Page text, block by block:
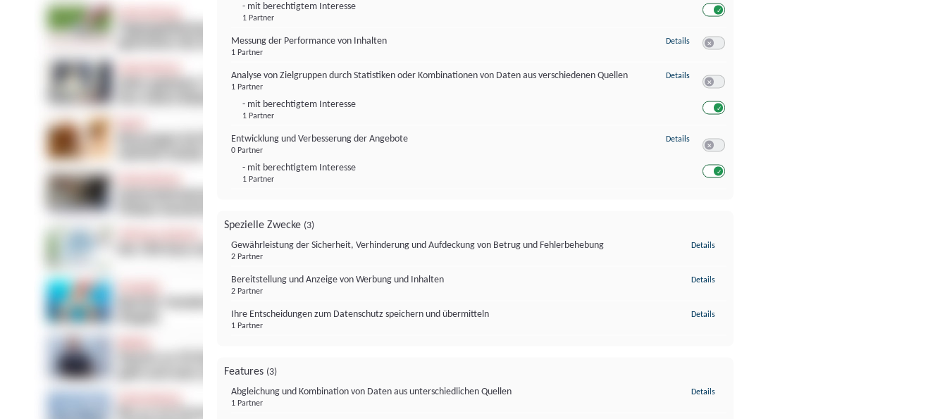
- mit berechtigtem Interesse
1 Partner
Messung der Performance von Inhalten
1 Partner
Details zu Messung der Performance von Inhalten
Analyse von Zielgruppen durch Statistiken oder Kombinationen von Daten aus verschiedenen Quellen
1 Partner
- mit berechtigtem Interesse
1 Partner
Details zu Analyse von Zielgruppen durch Statistiken oder Kombinationen von
Entwicklung und Verbesserung der Angebote
0 Partner
- mit berechtigtem Interesse
1 Partner
Details zu Entwicklung und Verbesserung der Angebote
Spezielle Zwecke (3)
Gewährleistung der Sicherheit, Verhinderung und Aufdeckung von Betrug und Fehlerbehebung
2 Partner
Details
Bereitstellung und Anzeige von Werbung und Inhalten
2 Partner
Details
Ihre Entscheidungen zum Datenschutz speichern und übermitteln
1 Partner
Details
Features (3)
Abgleichung und Kombination von Daten aus unterschiedlichen Quellen
1 Partner
Details